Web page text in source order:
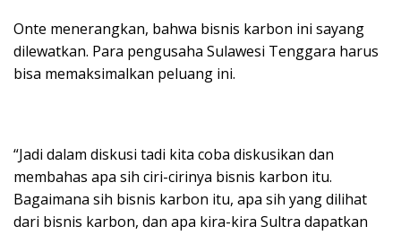
Onte menerangkan, bahwa bisnis karbon ini sayang
dilewatkan. Para pengusaha Sulawesi Tenggara harus
bisa memaksimalkan peluang ini.
“Jadi dalam diskusi tadi kita coba diskusikan dan
membahas apa sih ciri-cirinya bisnis karbon itu.
Bagaimana sih bisnis karbon itu, apa sih yang dilihat
dari bisnis karbon, dan apa kira-kira Sultra dapatkan